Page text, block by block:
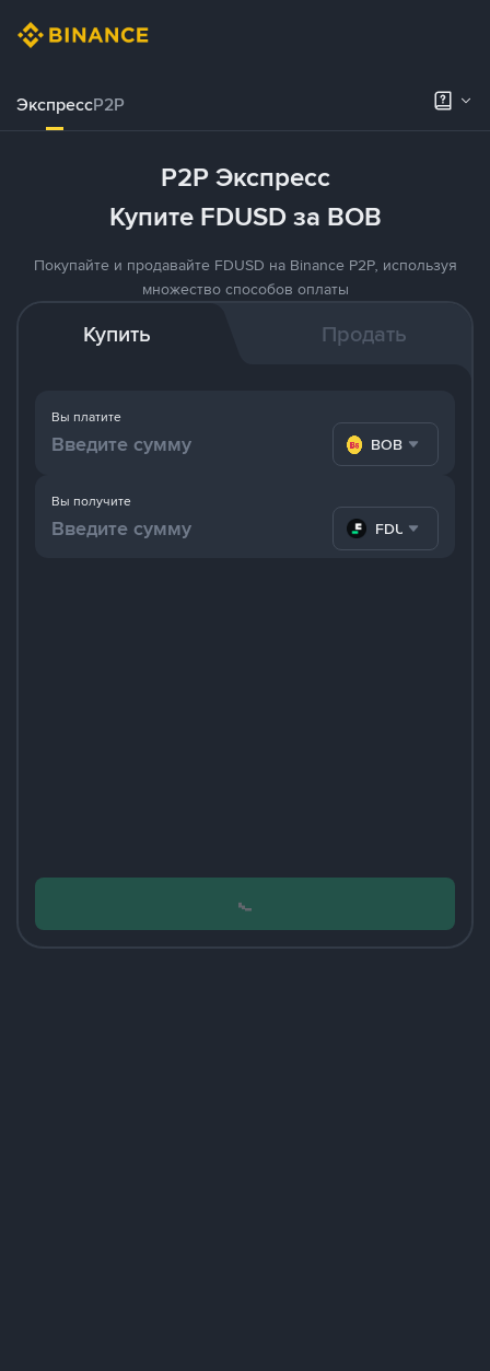
ЭкспрессP2P
P2P Экспресс
Купите FDUSD за BOB
Покупайте и продавайте FDUSD на Binance P2P, используя
множество способов оплаты
Купить Продать
Вы платите
BOB
Вы получите
FDUSD